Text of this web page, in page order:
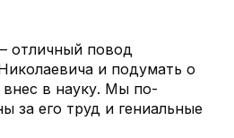
отличный повод
и подумать о
в науку. Мы по-
за его труд и гениальные